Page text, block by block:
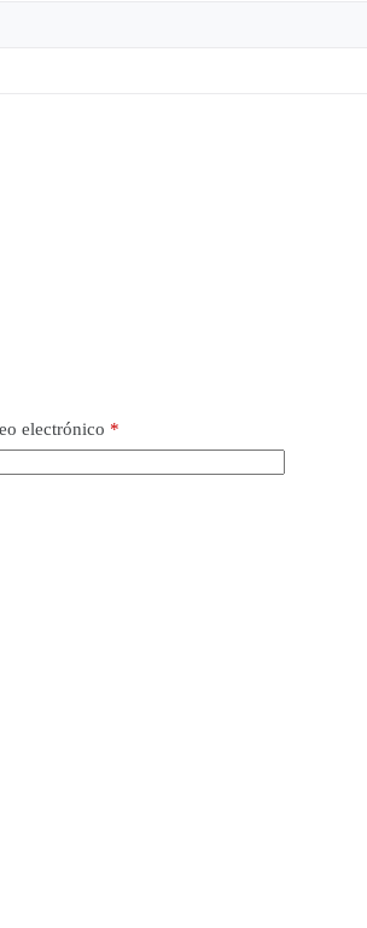
electrónico *